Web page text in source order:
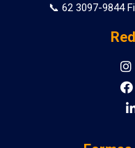
📞 62 3097-9844